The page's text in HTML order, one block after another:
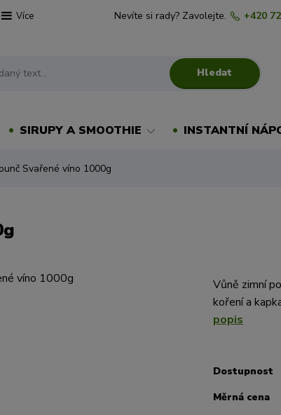
Více
Hledat
Nevíte si rady? Zavolejte. +420
SIRUPY A SMOOTHIE INSTANTNÍ
Svařené víno 1000g
Vůně zimní
koření a
popis
Dostupnost
Měrná cena